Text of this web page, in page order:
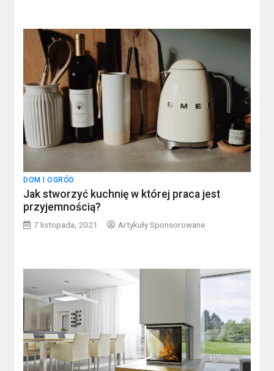
DOM I OGRÓD
Jak stworzyć kuchnię w której praca jest
przyjemnością?
7 listopada, 2021 Artykuły Sponsorowane